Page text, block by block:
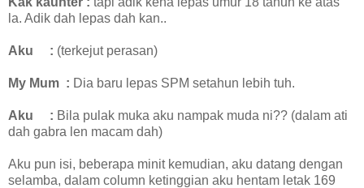
la. Adik dah lepas dah kan..
Aku : (terkejut perasan)
My Mum : Dia baru lepas SPM setahun lebih tuh.
Aku : Bila pulak muka aku nampak muda ni?? (dalam ati
dah gabra len macam dah)
Aku pun isi, beberapa minit kemudian, aku datang dengan
selamba, dalam column ketinggian aku hentam letak 169